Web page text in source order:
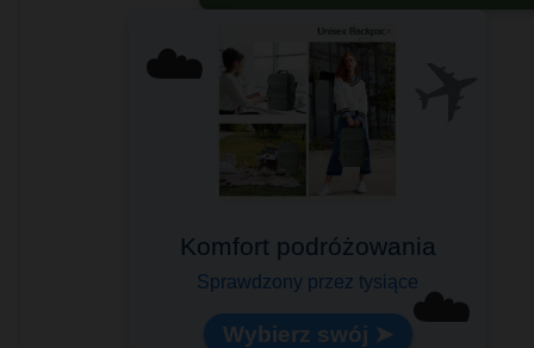
☁️
☁️
Idealny na pokład samolotu!
Komfort podróżowania
Sprawdzony przez tysiące
Wybierz swój ➤